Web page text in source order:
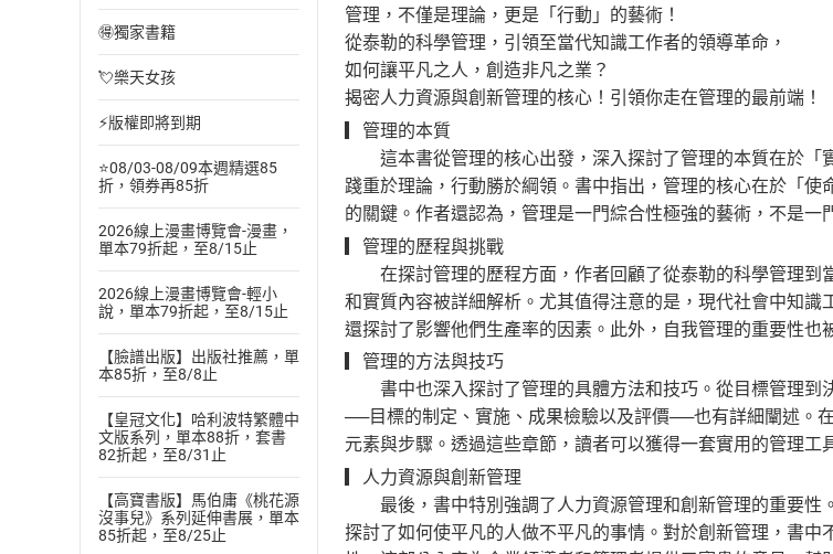
🉐獨家書籍
💘樂天女孩
⚡版權即將到期
⭐08/03-08/09本週精選85
折，領券再85折
2026線上漫畫博覽會-漫畫，
單本79折起，至8/15止
2026線上漫畫博覽會-輕小
說，單本79折起，至8/15止
【臉譜出版】出版社推薦，單
本85折，至8/8止
【皇冠文化】哈利波特繁體中
文版系列，單本88折，套書
82折起，至8/31止
【高寶書版】馬伯庸《桃花源
沒事兒》系列延伸書展，單本
85折起，至8/25止
管理，不僅是理論，更是「行動」的藝術！
從泰勒的科學管理，引領至當代知識工作者的領導革命，
如何讓平凡之人，創造非凡之業？
揭密人力資源與創新管理的核心！引領你走在管理的最前端！
▎管理的本質
這本書從管理的核心出發，深入探討了管理的本質在於「
踐重於理論，行動勝於綱領。書中指出，管理的核心在於「
的關鍵。作者還認為，管理是一門綜合性極強的藝術，不是
▎管理的歷程與挑戰
在探討管理的歷程方面，作者回顧了從泰勒的科學管理到
和實質內容被詳細解析。尤其值得注意的是，現代社會中知
還探討了影響他們生產率的因素。此外，自我管理的重要性也
▎管理的方法與技巧
書中也深入探討了管理的具體方法和技巧。從目標管理到
──目標的制定、實施、成果檢驗以及評價──也有詳細闡述。
元素與步驟。透過這些章節，讀者可以獲得一套實用的管理工
▎人力資源與創新管理
最後，書中特別強調了人力資源管理和創新管理的重要性
探討了如何使平凡的人做不平凡的事情。對於創新管理，書